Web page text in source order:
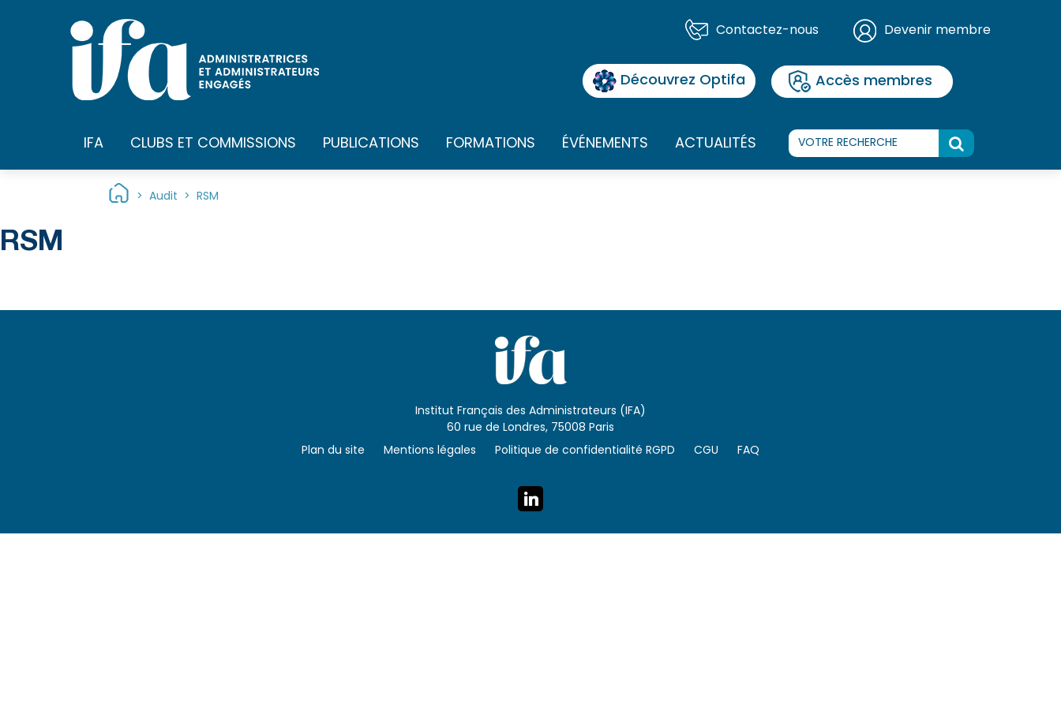
Contactez-nous
Devenir membre
Découvrez Optifa Accès membres
IFA CLUBS ET COMMISSIONS PUBLICATIONS FORMATIONS ÉVÉNEMENTS ACTUALITÉS
> Audit > RSM
RSM
Institut Français des Administrateurs (IFA)
60 rue de Londres, 75008 Paris
Plan du site
Mentions légales Politique de confidentialité RGPD CGU FAQ